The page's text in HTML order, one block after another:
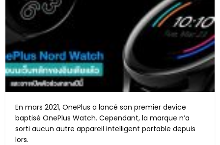
En mars 2021, OnePlus a lancé son premier device
baptisé OnePlus Watch. Cependant, la marque n’a
sorti aucun autre appareil intelligent portable depuis
lors.